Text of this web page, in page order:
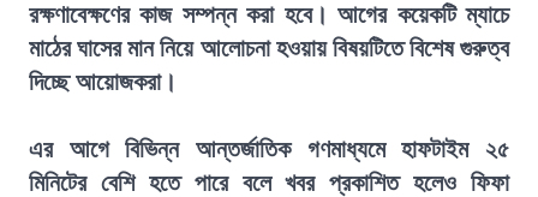
রক্ষণাবেক্ষণের কাজ সম্পন্ন করা হবে। আগের কয়েকটি ম্যাচে
মাঠের ঘাসের মান নিয়ে আলোচনা হওয়ায় বিষয়টিতে বিশেষ গুরুত্ব
দিচ্ছে আয়োজকরা।
এর আগে বিভিন্ন আন্তর্জাতিক গণমাধ্যমে হাফটাইম ২৫
মিনিটের বেশি হতে পারে বলে খবর প্রকাশিত হলেও ফিফা